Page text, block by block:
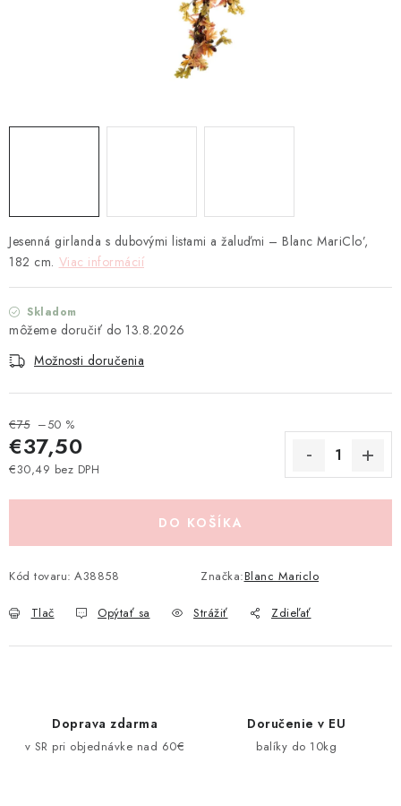
VŠETKY PRODUKTY
Ako nakupovať Doprava a platba
Podmienky ochrany osobných údajov
Jesenná girlanda s dubovými listami a žaluďmi – Blanc MariClo’,
182 cm. Viac informácií
Skladom
13.8.2026
Možnosti doručenia
€75 –50 %
€37,50
€30,49 bez DPH
DO KOŠÍKA
Kód tovaru: A38858 Značka:Blanc Mariclo
Tlač Opýtať sa Strážiť Zdieľať
Doprava zdarma
v SR pri objednávke nad 60€
Doručenie v EU
balíky do 10kg